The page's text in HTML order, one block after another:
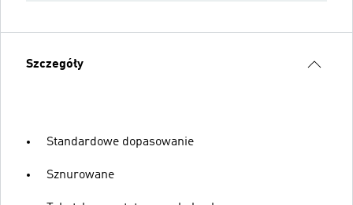
Szczegóły
Standardowe dopasowanie
Sznurowane